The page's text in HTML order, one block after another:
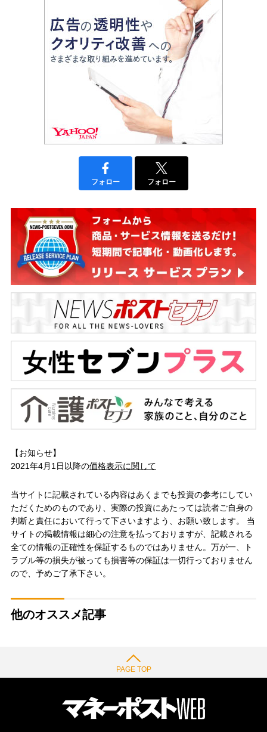
フォロー フォロー
【お知らせ】
2021年4月1日以降の価格表示に関して
当サイトに記載されている内容はあくまでも投資の参考にしてい
ただくためのものであり、実際の投資にあたっては読者ご自身の
判断と責任において行って下さいますよう、お願い致します。 当
サイトの掲載情報は細心の注意を払っておりますが、記載される
全ての情報の正確性を保証するものではありません。万が一、ト
ラブル等の損失が被っても損害等の保証は一切行っておりません
ので、予めご了承下さい。
他のオススメ記事
PAGE TOP